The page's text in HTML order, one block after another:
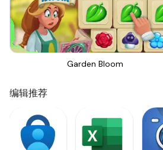
Garden Bloom
编辑推荐